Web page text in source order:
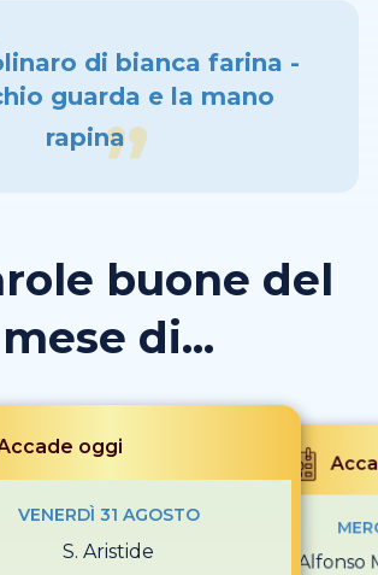
di bianca farina -
guarda e la mano
rapina
buone del
mese di...
oggi
VENERDÌ 31 AGOSTO
S. Aristide S.